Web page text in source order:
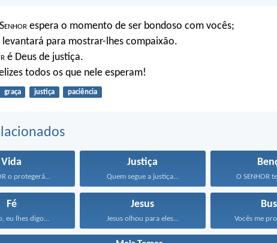
enhor espera o momento de ser bondoso com vocês;
levantará para mostrar-lhes compaixão.
é Deus de justiça.
todos os que nele esperam!
graça justiça paciência
Vida
o protegerá...
Justiça
Quem segue a justiça... O SENHOR
Fé
eu lhes digo...
Jesus
Jesus olhou para eles... Vocês me